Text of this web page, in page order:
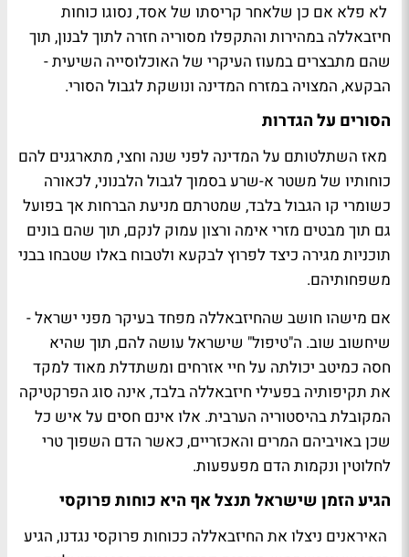
לא פלא אם כן שלאחר קריסתו של אסד, נסוגו כוחות
חיזבאללה במהירות והתקפלו מסוריה חזרה לתוך לבנון, תוך
שהם מתבצרים במעוז העיקרי של האוכלוסייה השיעית -
הבקעא, המצויה במזרח המדינה ונושקת לגבול הסורי.
הסורים על הגדרות
מאז השתלטותם על המדינה לפני שנה וחצי, מתארגנים להם
כוחותיו של משטר א-שרע בסמוך לגבול הלבנוני, לכאורה
כשומרי קו הגבול בלבד, שמטרתם מניעת הברחות אך בפועל
גם תוך מבטים מזרי אימה ורצון עמוק לנקם, תוך שהם בונים
תוכניות מגירה כיצד לפרוץ לבקעא ולטבוח באלו שטבחו בבני
משפחותיהם.
אם מישהו חושב שהחיזבאללה מפחד בעיקר מפני ישראל -
שיחשוב שוב. ה"טיפול" שישראל עושה להם, תוך שהיא
חסה כמיטב יכולתה על חיי אזרחים ומשתדלת מאוד למקד
את תקיפותיה בפעילי חיזבאללה בלבד, אינה סוג הפרקטיקה
המקובלת בהיסטוריה הערבית. אלו אינם חסים על איש כל
שכן באויביהם המרים והאכזריים, כאשר הדם השפוך טרי
לחלוטין ונקמות הדם מפעפעות.
הגיע הזמן שישראל תנצל אף היא כוחות פרוקסי
האיראנים ניצלו את החיזבאללה ככוחות פרוקסי נגדנו, הגיע